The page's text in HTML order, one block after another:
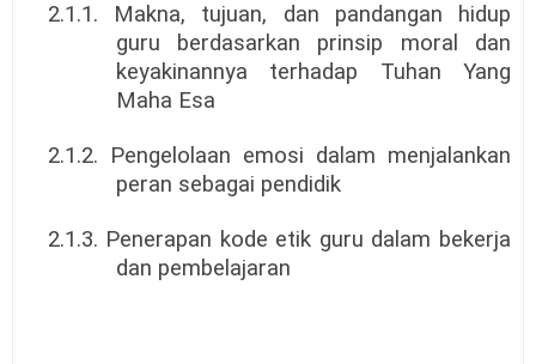
2.1.1. Makna, tujuan, dan pandangan hidup
guru berdasarkan prinsip moral dan
keyakinannya terhadap Tuhan Yang
Maha Esa
2.1.2. Pengelolaan emosi dalam menjalankan
peran sebagai pendidik
2.1.3. Penerapan kode etik guru dalam bekerja
dan pembelajaran